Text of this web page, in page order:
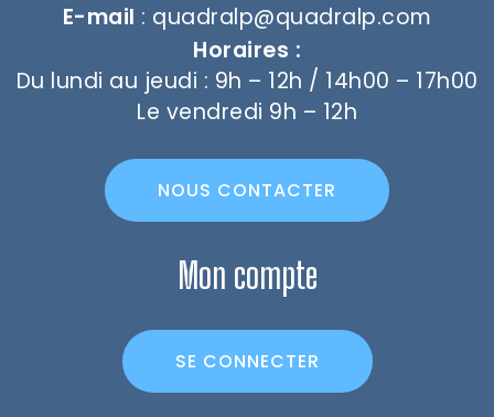
E-mail : quadralp@quadralp.com
Horaires :
Du lundi au jeudi : 9h – 12h / 14h00 – 17h00
Le vendredi 9h – 12h
NOUS CONTACTER
Mon compte
SE CONNECTER